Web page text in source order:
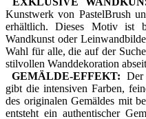
Kunstwerk von PastelBrush
erhältlich. Dieses Motiv ist
Wandkunst oder
Wahl für alle, die auf der
stilvollen Wanddekoration
GEMÄLDE-EFFEKT: Der
gibt die intensiven Farben,
des originalen Gemäldes mit
entsteht ein authentischer